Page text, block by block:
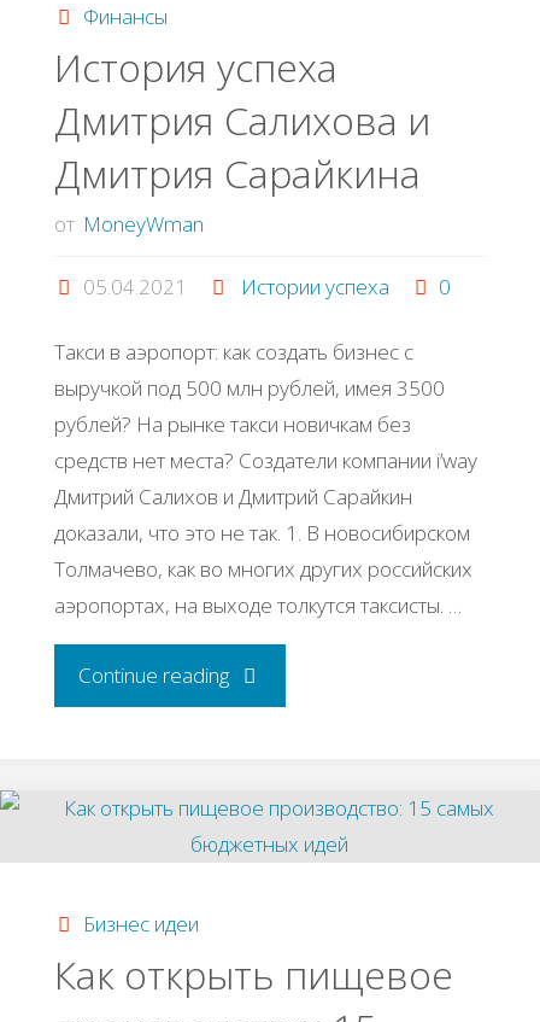
книг
2020
года"
Финансы
История успеха
Дмитрия Салихова и
Дмитрия Сарайкина
от MoneyWman
05.04.2021 Истории успеха 0
Такси в аэропорт: как создать бизнес с
выручкой под 500 млн рублей, имея 3500
рублей? На рынке такси новичкам без
средств нет места? Создатели компании i’way
Дмитрий Салихов и Дмитрий Сарайкин
доказали, что это не так. 1. В новосибирском
Толмачево, как во многих других российских
аэропортах, на выходе толкутся таксисты. …
Continue reading"История
Салихова
Дмитрия
Бизнес идеи
Как открыть пищевое